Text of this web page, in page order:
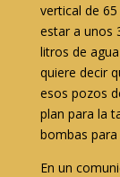
vertical de
estar a unos
litros de
quiere decir
esos pozos
plan para la
bombas
En un